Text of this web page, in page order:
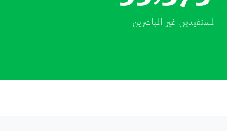
المستفيدين غير المباشرين